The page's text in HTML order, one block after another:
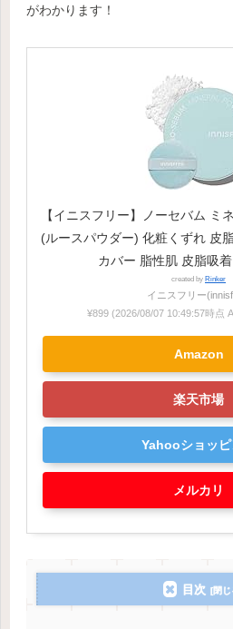
がわかります！
【イニスフリー】ノーセバム ミ
(ルースパウダー) 化粧くずれ 皮
カバー 脂性肌 皮脂吸
created by Rinker
イニスフリー
¥899 (2026/08/07 10:49:57時点
Amazon
楽天市場
Yahooショッピ
メルカリ
目次